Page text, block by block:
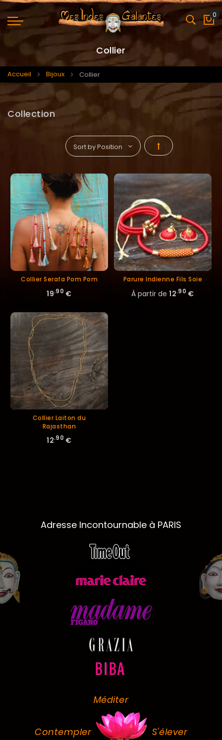
0
Collier
Accueil Bijoux Collier
Par
décroissant
Collier Serafa Pom Pom
19.90 €
Parure Indienne Fils Soie
À partir de 12.90 €
Collier Laiton du
Rajasthan
12.90 €
Collection
Adresse Incontournable à PARIS
Méditer
Contempler S'élever